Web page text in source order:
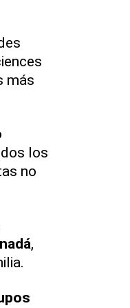
más
los
no
,